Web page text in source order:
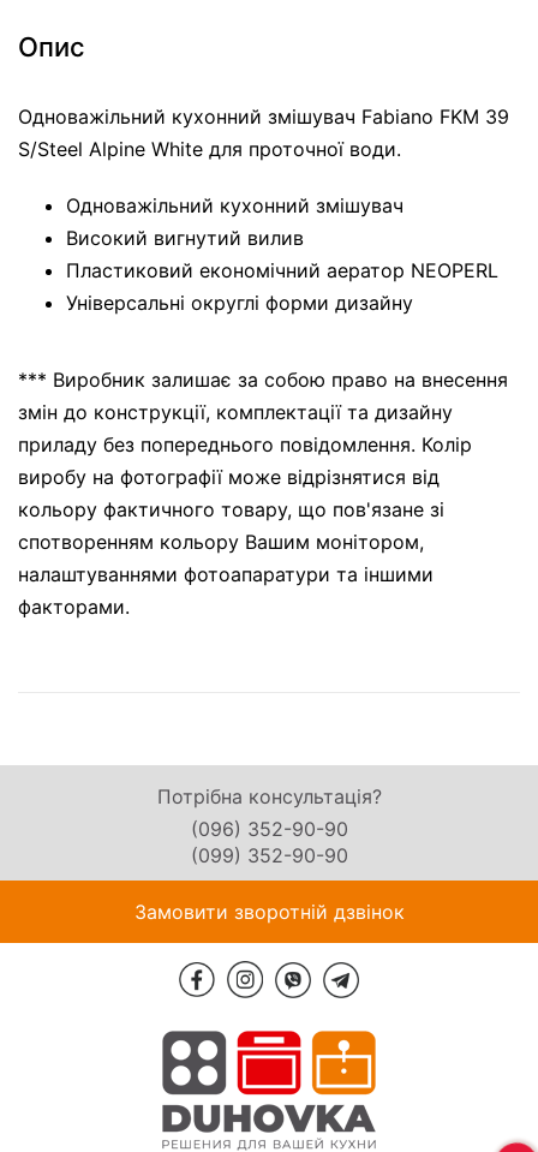
Опис
Одноважільний кухонний змішувач Fabiano FKM 39
S/Steel Alpine White для проточної води.
Одноважільний кухонний змішувач
Високий вигнутий вилив
Пластиковий економічний аератор NEOPERL
Універсальні округлі форми дизайну
*** Виробник залишає за собою право на внесення
змін до конструкції, комплектації та дизайну
приладу без попереднього повідомлення. Колір
виробу на фотографії може відрізнятися від
кольору фактичного товару, що пов'язане зі
спотворенням кольору Вашим монітором,
налаштуваннями фотоапаратури та іншими
факторами.
Потрібна консультація?
(096) 352-90-90
(099) 352-90-90
Замовити зворотній дзвінок